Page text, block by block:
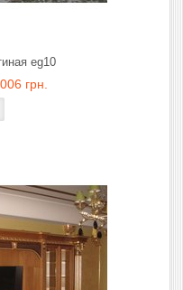
eg10
грн.